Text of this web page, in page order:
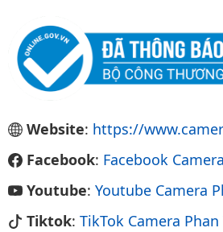
Website: https://
Facebook: Facebook
Youtube: Youtube Camera
Tiktok: TikTok Camera